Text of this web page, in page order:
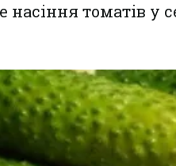
насіння томатів у